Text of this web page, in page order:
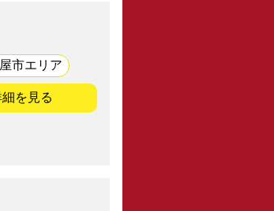
市エリア
を見る